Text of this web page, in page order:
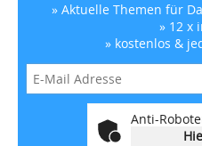
» Aktuelle Themen für
» 12 x
» kostenlos &
Anti-